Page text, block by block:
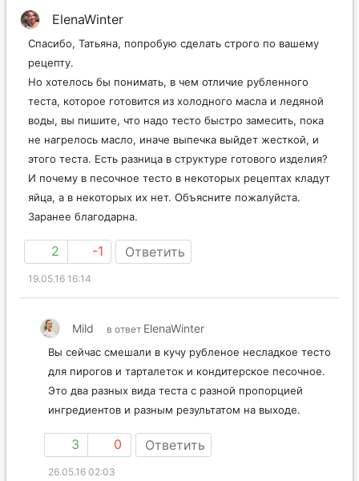
ElenaWinter
Спасибо, Татьяна, попробую сделать строго по вашему
рецепту.
Но хотелось бы понимать, в чем отличие рубленного
теста, которое готовится из холодного масла и ледяной
воды, вы пишите, что надо тесто быстро замесить, пока
не нагрелось масло, иначе выпечка выйдет жесткой, и
этого теста. Есть разница в структуре готового изделия?
И почему в песочное тесто в некоторых рецептах кладут
яйца, а в некоторых их нет. Объясните пожалуйста.
Заранее благодарна.
2 -1 Ответить
19.05.16 16:14
Mild в ответ ElenaWinter
Вы сейчас смешали в кучу рубленое несладкое тесто
для пирогов и тарталеток и кондитерское песочное.
Это два разных вида теста с разной пропорцией
ингредиентов и разным результатом на выходе.
3 0 Ответить
26.05.16 02:03